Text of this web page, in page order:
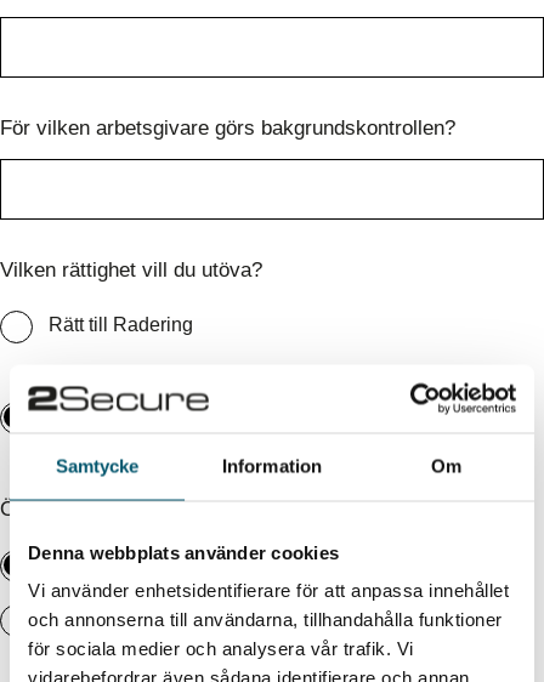
Samtycke Information Om
Denna webbplats använder cookies
Vi använder enhetsidentifierare för att anpassa innehållet
och annonserna till användarna, tillhandahålla funktioner
för sociala medier och analysera vår trafik. Vi
vidarebefordrar även sådana identifierare och annan
För vilken arbetsgivare görs bakgrundskontrollen?
Vilken rättighet vill du utöva?
Rätt till Radering
bakgrundskontroll)
Önskas utdraget på svenska eller engelska?
Svenska
Engelska